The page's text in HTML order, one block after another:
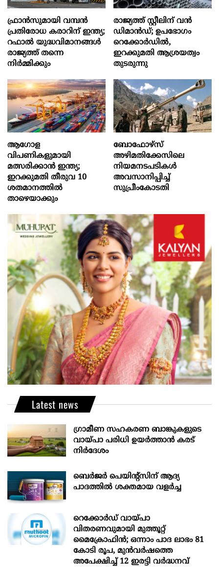
ഫ്രാൻസുമായി വമ്പന്‍
പ്രതിരോധ കരാറിന് ഇന്ത്യ;
റഫാല്‍ യുദ്ധവിമാനങ്ങള്‍
രാജ്യത്ത് തന്നെ
നിര്‍മ്മിക്കും
രാജ്യത്ത് സ്റ്റീലിന് വൻ
ഡിമാൻഡ്; ഉപഭോഗം
റെക്കോർഡിൽ,
ഇറക്കുമതി ആശ്രയത്വം
തുടരുന്നു
ആഗോള
വിപണികളുമായി
മത്സരിക്കാൻ ഇന്ത്യ;
ഇറക്കുമതി തീരുവ 10
ശതമാനത്തിൽ
താഴെയാക്കും
ബോഫോഴ്‌സ്
അഴിമതിക്കേസിലെ
നിയമനടപടികൾ
അവസാനിപ്പിച്ച്
സുപ്രീംകോടതി
Latest news
ഗ്രാമീണ സഹകരണ ബാങ്കുകളുടെ
വായ്പാ പരിധി ഉയർത്താൻ കരട്
നിർദേശം
ബെർജർ പെയിന്റ്സിന് ആദ്യ
പാദത്തിൽ ശക്തമായ വളർച്ച
റെക്കോർഡ് വായ്പാ
വിതരണവുമായി മുത്തൂറ്റ്
മൈക്രോഫിൻ; ഒന്നാം പാദ ലാഭം 81
കോടി രൂപ, മുൻവർഷത്തെ
അപേക്ഷിച്ച് 12 ഇരട്ടി വർദ്ധനവ്